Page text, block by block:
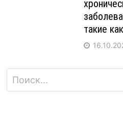
такие
Найти: